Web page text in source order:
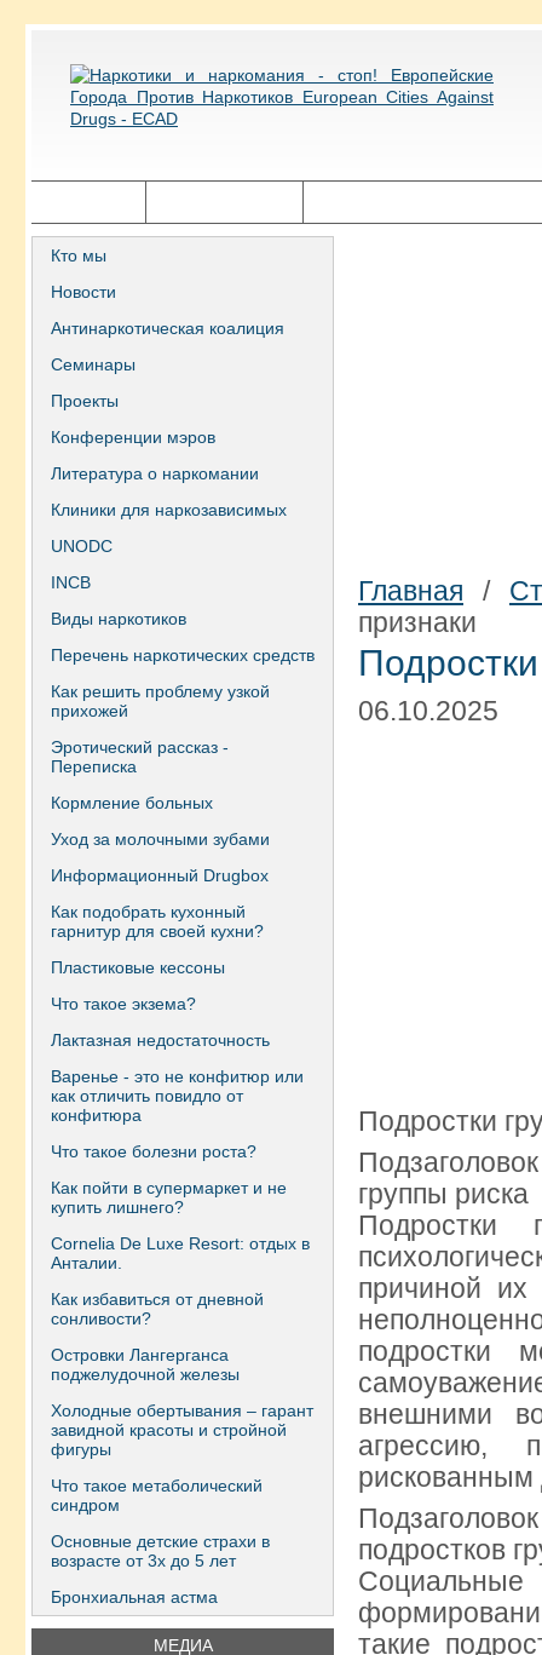
Кто мы
Новости
Антинаркотическая коалиция
Семинары
Проекты
Конференции мэров
Литература о наркомании
Клиники для наркозависимых
UNODC
INCB
Виды наркотиков
Перечень наркотических средств
Как решить проблему узкой
прихожей
Эротический рассказ -
Переписка
Кормление больных
Уход за молочными зубами
Информационный Drugbox
Как подобрать кухонный
гарнитур для своей кухни?
Пластиковые кессоны
Что такое экзема?
Лактазная недостаточность
Варенье - это не конфитюр или
как отличить повидло от
конфитюра
Что такое болезни роста?
Как пойти в супермаркет и не
купить лишнего?
Сornelia De Luxe Resort: отдых в
Анталии.
Как избавиться от дневной
сонливости?
Островки Лангерганса
поджелудочной железы
Холодные обертывания – гарант
завидной красоты и стройной
фигуры
Что такое метаболический
синдром
Основные детские страхи в
возрасте от 3х до 5 лет
Бронхиальная астма
МЕДИА
Главная /
признаки
06.10.2025
Подростки
группы риска
Подростки
причиной
подростки
внешними
агрессию,
рискованным
подростков
такие